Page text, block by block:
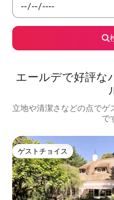
エールデで好評な
立地や清潔さなどの点で
で
ゲストチョイス
ゲストチョイス